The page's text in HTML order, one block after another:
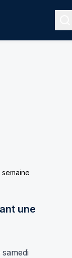
une